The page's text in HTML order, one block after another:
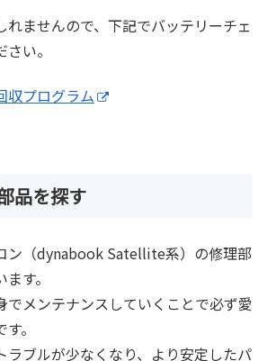
れませんので、下記でバッテリーチェ
い。
収プログラム
品を探す
ン（dynabook Satellite系）の修理部
す。
でメンテナンスしていくことで必ず愛
。
ラブルが少なくなり、より安定したパ